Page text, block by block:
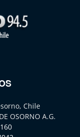
Chile
OSORNO A.G.